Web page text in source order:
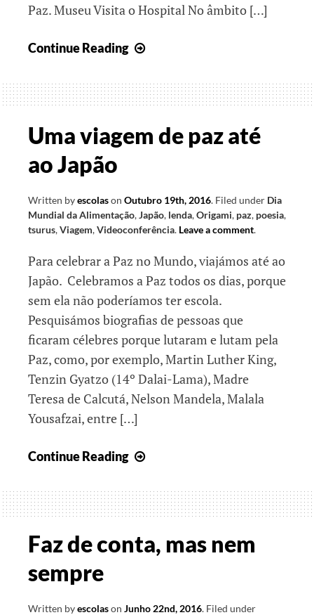
Paz. Museu Visita o Hospital No âmbito […]
Continue Reading
Ano
Novo
Uma viagem de paz até
ao Japão
Written byescolason Outubro 19th, 2016. Filed under Dia
Mundial da Alimentação,Japão, lenda,Origami, paz, poesia,
tsurus,Viagem,Videoconferência. Leave a comment.
Para celebrar a Paz no Mundo, viajámos até ao
Japão. Celebramos a Paz todos os dias, porque
sem ela não poderíamos ter escola.
Pesquisámos biografias de pessoas que
ficaram célebres porque lutaram e lutam pela
Paz, como, por exemplo, Martin Luther King,
Tenzin Gyatzo (14º Dalai-Lama), Madre
Teresa de Calcutá, Nelson Mandela, Malala
Yousafzai, entre […]
Continue Reading
de
paz
ao
Faz de conta, mas nem
sempre
Written byescolason Junho 22nd, 2016. Filed under